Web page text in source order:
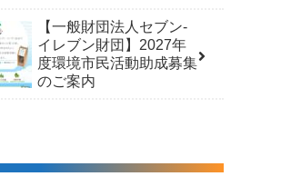
【一般財団法人セブン-
イレブン財団】2027年
度環境市民活動助成募集
のご案内